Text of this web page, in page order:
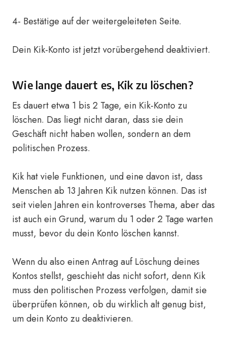
4- Bestätige auf der weitergeleiteten Seite.
Dein Kik-Konto ist jetzt vorübergehend deaktiviert.
Wie lange dauert es, Kik zu löschen?
Es dauert etwa 1 bis 2 Tage, ein Kik-Konto zu
löschen. Das liegt nicht daran, dass sie dein
Geschäft nicht haben wollen, sondern an dem
politischen Prozess.
Kik hat viele Funktionen, und eine davon ist, dass
Menschen ab 13 Jahren Kik nutzen können. Das ist
seit vielen Jahren ein kontroverses Thema, aber das
ist auch ein Grund, warum du 1 oder 2 Tage warten
musst, bevor du dein Konto löschen kannst.
Wenn du also einen Antrag auf Löschung deines
Kontos stellst, geschieht das nicht sofort, denn Kik
muss den politischen Prozess verfolgen, damit sie
überprüfen können, ob du wirklich alt genug bist,
um dein Konto zu deaktivieren.